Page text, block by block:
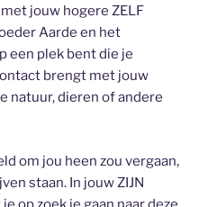
jouw hogere ZELF
Aarde en het
een plek bent die je
brengt met jouw
natuur, dieren of andere
om jou heen zou vergaan,
staan. In jouw ZIJN